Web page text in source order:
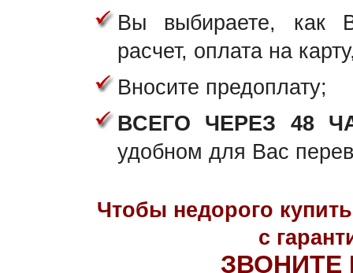
Вы выбираете, как
расчет, оплата на
Вносите предоплату;
ВСЕГО ЧЕРЕЗ 48
удобном для Вас
Чтобы недорого
с
ЗВОНИТЕ